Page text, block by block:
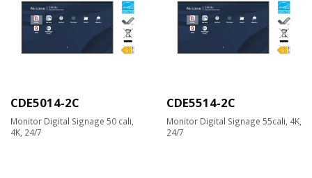
CDE5014-2C
Monitor Digital Signage 50 cali,
4K, 24/7
CDE5514-2C
Monitor Digital Signage 55cali, 4K,
24/7